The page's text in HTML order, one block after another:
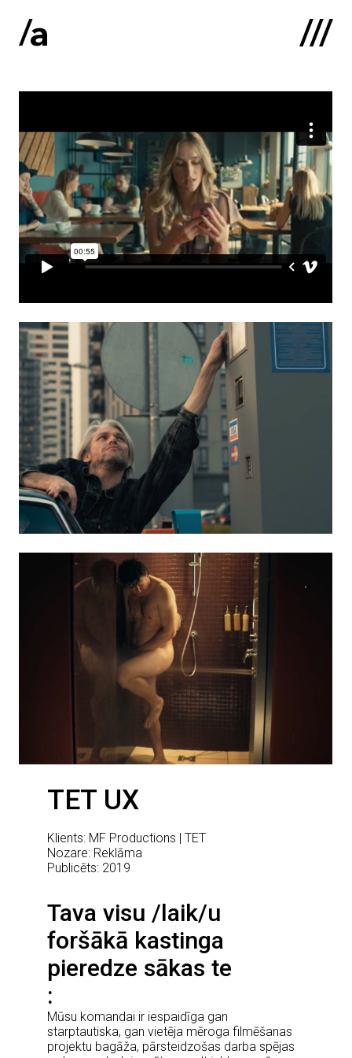
:
Sākums
Par mums
Kontakti
Portfolio
TET UX
Klients: MF Productions | TET
Nozare: Reklāma
Publicēts: 2019
Tava visu /laik/u
foršākā kastinga
pieredze sākas te
Mūsu komandai ir iespaidīga gan
starptautiska, gan vietēja mēroga filmēšanas
projektu bagāža, pārsteidzošas darba spējas